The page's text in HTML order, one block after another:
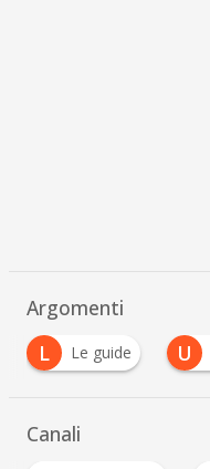
Argomenti
U
Unicorni U
Canali